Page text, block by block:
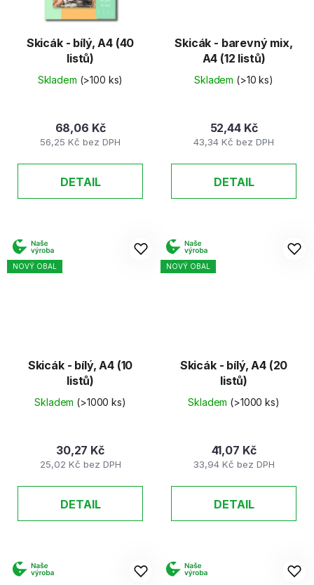
Skicák - bílý, A4 (40
listů)
Skladem (>100 ks)
56,25 Kč bez DPH
68,06 Kč
DETAIL
Skicák - barevný mix,
A4 (12 listů)
Skladem (>10 ks)
43,34 Kč bez DPH
52,44 Kč
DETAIL
NOVÝ OBAL
Skicák - bílý, A4 (10
listů)
Skladem (>1000 ks)
25,02 Kč bez DPH
30,27 Kč
DETAIL
NOVÝ OBAL
Skicák - bílý, A4 (20
listů)
Skladem (>1000 ks)
33,94 Kč bez DPH
41,07 Kč
DETAIL